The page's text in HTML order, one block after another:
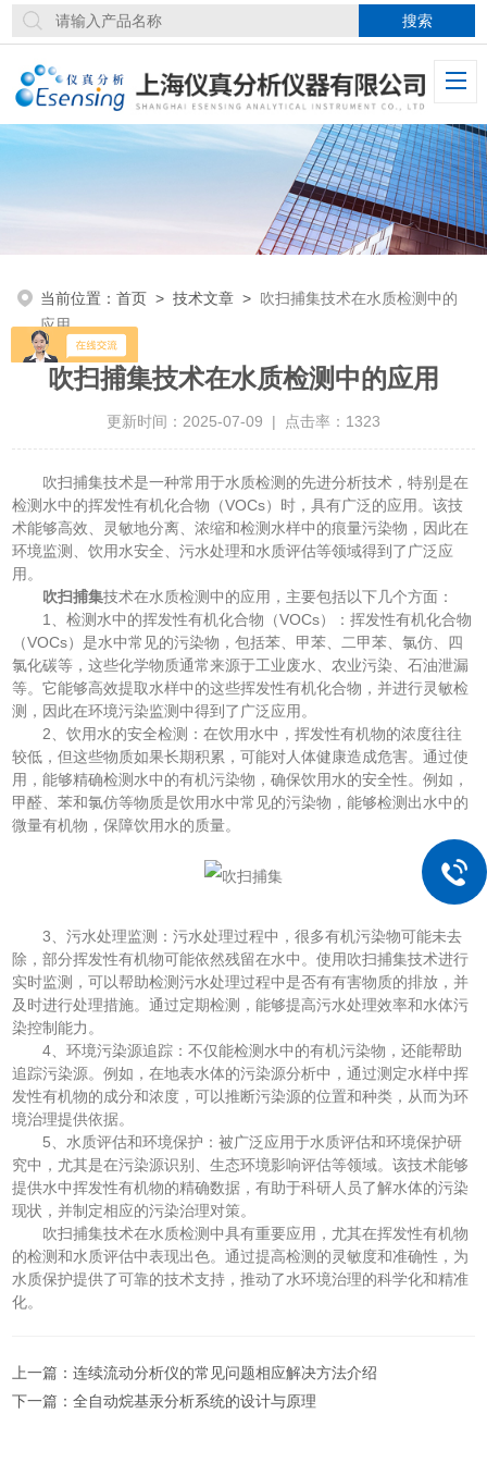
当前位置：首页 >技术文章 > 吹扫捕集技术在水质检测中的
应用
吹扫捕集技术在水质检测中的应用
更新时间：2025-07-09 | 点击率：1323
吹扫捕集技术是一种常用于水质检测的先进分析技术，特别是在
检测水中的挥发性有机化合物（VOCs）时，具有广泛的应用。该技
术能够高效、灵敏地分离、浓缩和检测水样中的痕量污染物，因此在
环境监测、饮用水安全、污水处理和水质评估等领域得到了广泛应
用。
吹扫捕集技术在水质检测中的应用，主要包括以下几个方面：
1、检测水中的挥发性有机化合物（VOCs）：挥发性有机化合物
（VOCs）是水中常见的污染物，包括苯、甲苯、二甲苯、氯仿、四
氯化碳等，这些化学物质通常来源于工业废水、农业污染、石油泄漏
等。它能够高效提取水样中的这些挥发性有机化合物，并进行灵敏检
测，因此在环境污染监测中得到了广泛应用。
2、饮用水的安全检测：在饮用水中，挥发性有机物的浓度往往
较低，但这些物质如果长期积累，可能对人体健康造成危害。通过使
用，能够精确检测水中的有机污染物，确保饮用水的安全性。例如，
甲醛、苯和氯仿等物质是饮用水中常见的污染物，能够检测出水中的
微量有机物，保障饮用水的质量。
3、污水处理监测：污水处理过程中，很多有机污染物可能未去
除，部分挥发性有机物可能依然残留在水中。使用吹扫捕集技术进行
实时监测，可以帮助检测污水处理过程中是否有有害物质的排放，并
及时进行处理措施。通过定期检测，能够提高污水处理效率和水体污
染控制能力。
4、环境污染源追踪：不仅能检测水中的有机污染物，还能帮助
追踪污染源。例如，在地表水体的污染源分析中，通过测定水样中挥
发性有机物的成分和浓度，可以推断污染源的位置和种类，从而为环
境治理提供依据。
5、水质评估和环境保护：被广泛应用于水质评估和环境保护研
究中，尤其是在污染源识别、生态环境影响评估等领域。该技术能够
提供水中挥发性有机物的精确数据，有助于科研人员了解水体的污染
现状，并制定相应的污染治理对策。
吹扫捕集技术在水质检测中具有重要应用，尤其在挥发性有机物
的检测和水质评估中表现出色。通过提高检测的灵敏度和准确性，为
水质保护提供了可靠的技术支持，推动了水环境治理的科学化和精准
化。
上一篇：连续流动分析仪的常见问题相应解决方法介绍
下一篇：全自动烷基汞分析系统的设计与原理